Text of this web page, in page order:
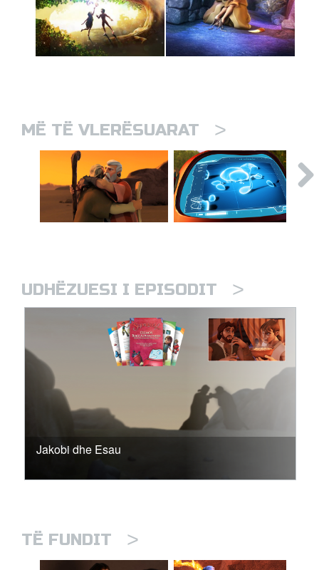
MË TË VLERËSUARAT >
UDHËZUESI I EPISODIT >
Jakobi dhe Esau
TË FUNDIT >